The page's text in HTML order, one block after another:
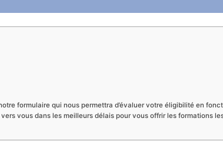
formulaire qui nous permettra d’évaluer votre éligibilité en
vous dans les meilleurs délais pour vous offrir les formations